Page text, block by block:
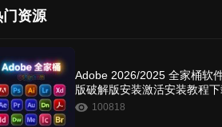
资源
Adobe 2026/2025 全家桶软
版破解版安装激活安装教程下
100818